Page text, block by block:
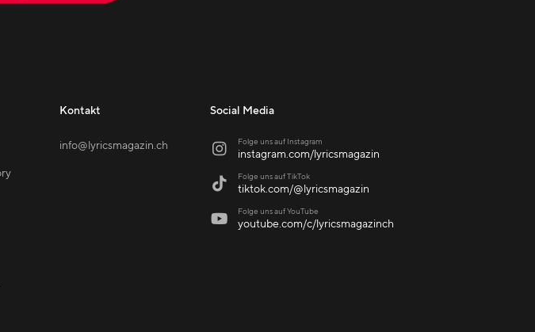
Kontakt
info@lyricsmagazin.ch
Social Media
 Folge uns auf Instagram
instagram.com/lyricsmagazin
 Folge uns auf TikTok
tiktok.com/@lyricsmagazin
 Folge uns auf YouTube
youtube.com/c/lyricsmagazinch